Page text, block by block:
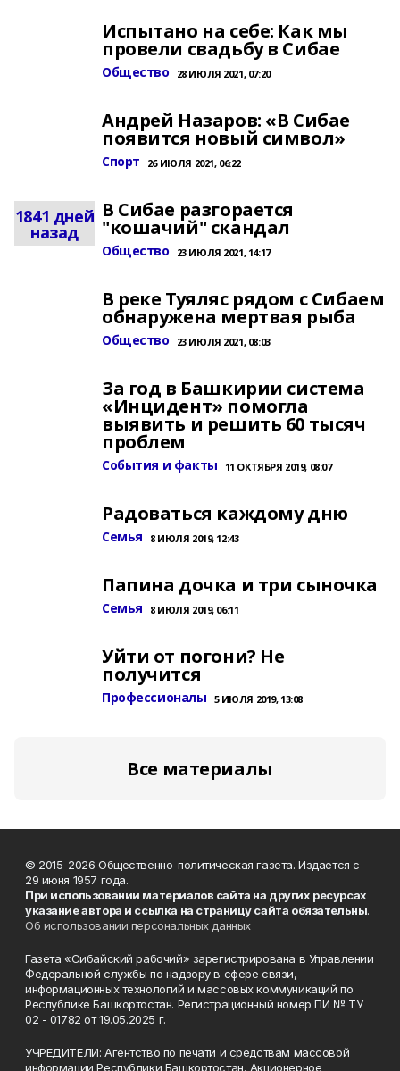
Испытано на себе: Как мы
провели свадьбу в Сибае
Общество 28 ИЮЛЯ 2021, 07:20
Андрей Назаров: «В Сибае
появится новый символ»
Спорт 26 ИЮЛЯ 2021, 06:22
1841 дней
назад
В Сибае разгорается
"кошачий" скандал
Общество 23 ИЮЛЯ 2021, 14:17
В реке Туяляс рядом с Сибаем
обнаружена мертвая рыба
Общество 23 ИЮЛЯ 2021, 08:03
За год в Башкирии система
«Инцидент» помогла
выявить и решить 60 тысяч
проблем
События и факты 11 ОКТЯБРЯ 2019, 08:07
Радоваться каждому дню
Семья 8 ИЮЛЯ 2019, 12:43
Папина дочка и три сыночка
Семья 8 ИЮЛЯ 2019, 06:11
Уйти от погони? Не
получится
Профессионалы 5 ИЮЛЯ 2019, 13:08
Все материалы
© 2015-2026 Общественно-политическая газета. Издается с
29 июня 1957 года.
При использовании материалов сайта на других ресурсах
указание автора и ссылка на страницу сайта обязательны.
Об использовании персональных данных
Газета «Сибайский рабочий» зарегистрирована в Управлении
Федеральной службы по надзору в сфере связи,
информационных технологий и массовых коммуникаций по
Республике Башкортостан. Регистрационный номер ПИ № ТУ
02 - 01782 от 19.05.2025 г.
УЧРЕДИТЕЛИ: Агентство по печати и средствам массовой
информации Республики Башкортостан, Акционерное